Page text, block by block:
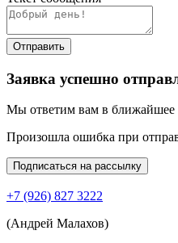
Отправить
Заявка успешно
Мы ответим вам в ближайшее
Произошла ошибка при
Подписаться на рассылку
+7 (926) 827 3222
(Андрей Малахов)